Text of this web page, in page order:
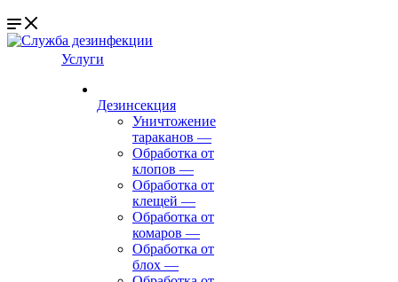
Услуги
Дезинсекция
Уничтожение
тараканов —
Обработка от
клопов —
Обработка от
клещей —
Обработка от
комаров —
Обработка от
блох —